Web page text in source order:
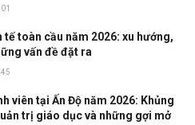
tế toàn cầu năm 2026: xu hướng,
vấn đề đặt ra
viên tại Ấn Độ năm 2026: Khủng
trị giáo dục và những gợi mở